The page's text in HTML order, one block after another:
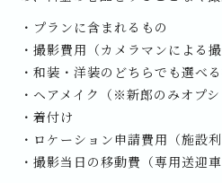
・プランに含まれるもの
・撮影費用（カメラマンによる撮
・和装・洋装のどちらでも選べ
・ヘアメイク（※新郎のみオプシ
・着付け
・ロケーション申請費用（施設利
・撮影当日の移動費（専用送迎車